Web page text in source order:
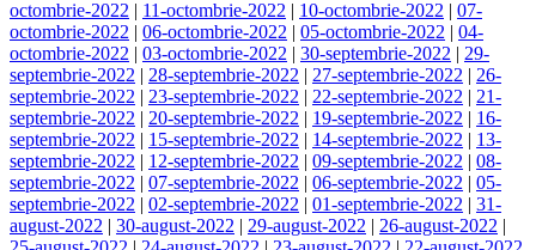
octombrie-2022 | 11-octombrie-2022 | 10-octombrie-2022 | 07-
octombrie-2022 | 06-octombrie-2022 | 05-octombrie-2022 | 04-
octombrie-2022 | 03-octombrie-2022 | 30-septembrie-2022 | 29-
septembrie-2022 | 28-septembrie-2022 | 27-septembrie-2022 | 26-
septembrie-2022 | 23-septembrie-2022 | 22-septembrie-2022 | 21-
septembrie-2022 | 20-septembrie-2022 | 19-septembrie-2022 | 16-
septembrie-2022 | 15-septembrie-2022 | 14-septembrie-2022 | 13-
septembrie-2022 | 12-septembrie-2022 | 09-septembrie-2022 | 08-
septembrie-2022 | 07-septembrie-2022 | 06-septembrie-2022 | 05-
septembrie-2022 | 02-septembrie-2022 | 01-septembrie-2022 | 31-
august-2022 | 30-august-2022 | 29-august-2022 | 26-august-2022 |